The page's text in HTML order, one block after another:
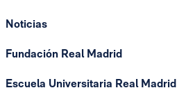
Noticias
Fundación Real Madrid
Escuela Universitaria Real Madrid